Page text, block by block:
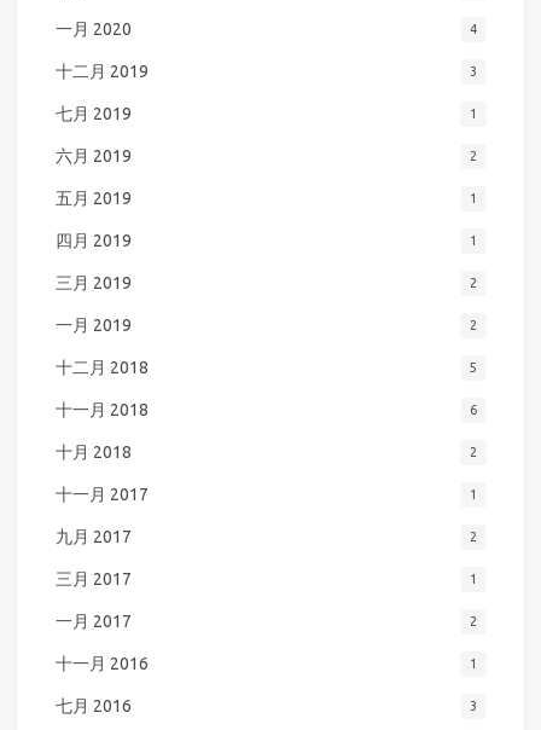
一月 2020 4
十二月 2019 3
七月 2019 1
六月 2019 2
五月 2019 1
四月 2019 1
三月 2019 2
一月 2019 2
十二月 2018 5
十一月 2018 6
十月 2018 2
十一月 2017 1
九月 2017 2
三月 2017 1
一月 2017 2
十一月 2016 1
七月 2016 3